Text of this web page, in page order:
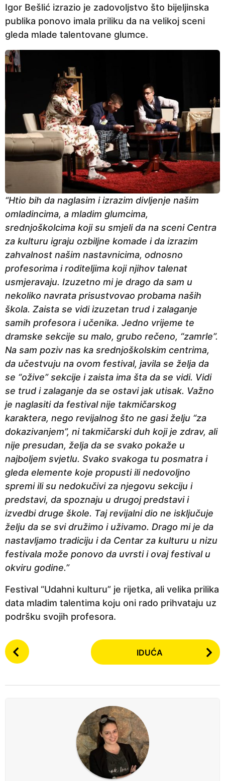
Igor Bešlić izrazio je zadovoljstvo što bijeljinska
publika ponovo imala priliku da na velikoj sceni
gleda mlade talentovane glumce.
“Htio bih da naglasim i izrazim divljenje našim
omladincima, a mladim glumcima,
srednjoškolcima koji su smjeli da na sceni Centra
za kulturu igraju ozbiljne komade i da izrazim
zahvalnost našim nastavnicima, odnosno
profesorima i roditeljima koji njihov talenat
usmjeravaju. Izuzetno mi je drago da sam u
nekoliko navrata prisustvovao probama naših
škola. Zaista se vidi izuzetan trud i zalaganje
samih profesora i učenika. Jedno vrijeme te
dramske sekcije su malo, grubo rečeno, “zamrle”.
Na sam poziv nas ka srednjoškolskim centrima,
da učestvuju na ovom festival, javila se želja da
se “ožive” sekcije i zaista ima šta da se vidi. Vidi
se trud i zalaganje da se ostavi jak utisak. Važno
je naglasiti da festival nije takmičarskog
karaktera, nego revijalnog što ne gasi želju “za
dokazivanjem”, ni takmičarski duh koji je zdrav, ali
nije presudan, želja da se svako pokaže u
najboljem svjetlu. Svako svakoga tu posmatra i
gleda elemente koje propusti ili nedovoljno
spremi ili su nedokučivi za njegovu sekciju i
predstavi, da spoznaju u drugoj predstavi i
izvedbi druge škole. Taj revijalni dio ne isključuje
želju da se svi družimo i uživamo. Drago mi je da
nastavljamo tradiciju i da Centar za kulturu u nizu
festivala može ponovo da uvrsti i ovaj festival u
okviru godine.”
Festival “Udahni kulturu” je rijetka, ali velika prilika
data mladim talentima koju oni rado prihvataju uz
podršku svojih profesora.
P
o
IDUĆA